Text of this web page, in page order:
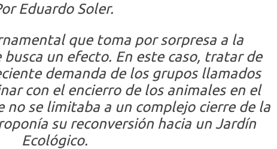
Eduardo Soler.
que toma por sorpresa a la
un efecto. En este caso, tratar de
demanda de los grupos llamados
con el encierro de los animales en el
no se limitaba a un complejo cierre de la
su reconversión hacia un Jardín
Ecológico.